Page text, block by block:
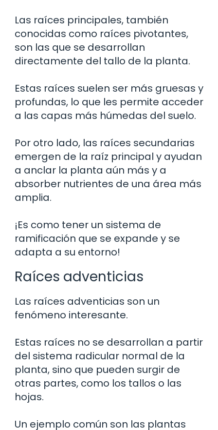
Las raíces principales, también
conocidas como raíces pivotantes,
son las que se desarrollan
directamente del tallo de la planta.
Estas raíces suelen ser más gruesas y
profundas, lo que les permite acceder
a las capas más húmedas del suelo.
Por otro lado, las raíces secundarias
emergen de la raíz principal y ayudan
a anclar la planta aún más y a
absorber nutrientes de una área más
amplia.
¡Es como tener un sistema de
ramificación que se expande y se
adapta a su entorno!
Raíces adventicias
Las raíces adventicias son un
fenómeno interesante.
Estas raíces no se desarrollan a partir
del sistema radicular normal de la
planta, sino que pueden surgir de
otras partes, como los tallos o las
hojas.
Un ejemplo común son las plantas